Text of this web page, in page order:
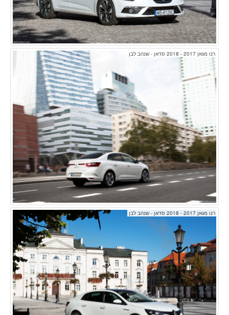
רנו מגאן 2017 - 2018 סדאן - שנהב לבן
רנו מגאן 2017 - 2018 סדאן - שנהב לבן